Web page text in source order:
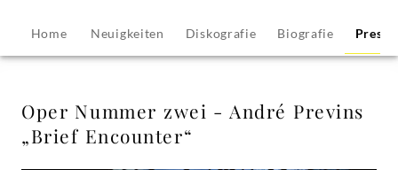
André
Previns
„Brief
Home Neuigkeiten Diskografie Biografie
Oper Nummer zwei - André Previns
„Brief Encounter“